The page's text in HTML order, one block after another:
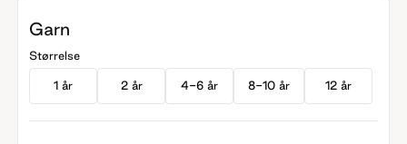
Garn
Størrelse
1 år 2 år 4-6 år 8-10 år 12 år